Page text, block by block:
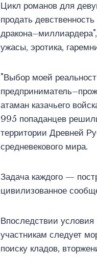
Цикл романов для
продать
ужасы, эротика,
"Выбор моей
атаман казачьего
995 попаданцев
территории Древней
средневекового мира.
Задача каждого —
цивилизованное
Впоследствии
участникам следует
поиску кладов,